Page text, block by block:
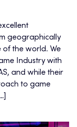
geographically
of the world. We
Industry with
and while their
to game